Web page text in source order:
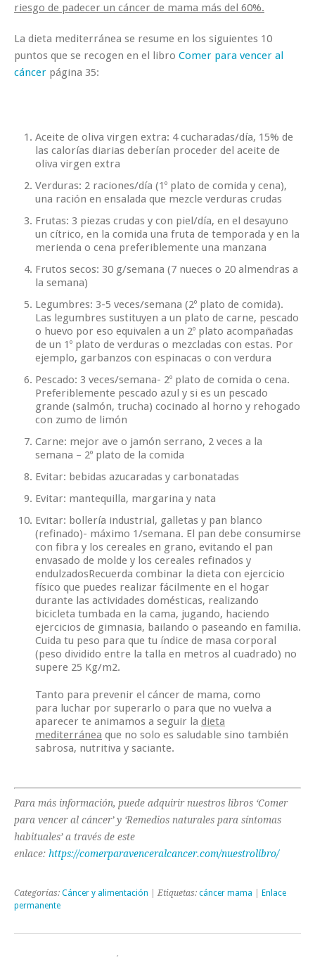
riesgo de padecer un cáncer de mama más del 60%.
La dieta mediterránea se resume en los siguientes 10
puntos que se recogen en el libro Comer para vencer al
cáncer página 35:
Aceite de oliva virgen extra: 4 cucharadas/día, 15% de
las calorías diarias deberían proceder del aceite de
oliva virgen extra
Verduras: 2 raciones/día (1º plato de comida y cena),
una ración en ensalada que mezcle verduras crudas
Frutas: 3 piezas crudas y con piel/día, en el desayuno
un cítrico, en la comida una fruta de temporada y en la
merienda o cena preferiblemente una manzana
Frutos secos: 30 g/semana (7 nueces o 20 almendras a
la semana)
Legumbres: 3-5 veces/semana (2º plato de comida).
Las legumbres sustituyen a un plato de carne, pescado
o huevo por eso equivalen a un 2º plato acompañadas
de un 1º plato de verduras o mezcladas con estas. Por
ejemplo, garbanzos con espinacas o con verdura
Pescado: 3 veces/semana- 2º plato de comida o cena.
Preferiblemente pescado azul y si es un pescado
grande (salmón, trucha) cocinado al horno y rehogado
con zumo de limón
Carne: mejor ave o jamón serrano, 2 veces a la
semana – 2º plato de la comida
Evitar: bebidas azucaradas y carbonatadas
Evitar: mantequilla, margarina y nata
Evitar: bollería industrial, galletas y pan blanco
(refinado)- máximo 1/semana. El pan debe consumirse
con fibra y los cereales en grano, evitando el pan
envasado de molde y los cereales refinados y
endulzadosRecuerda combinar la dieta con ejercicio
físico que puedes realizar fácilmente en el hogar
durante las actividades domésticas, realizando
bicicleta tumbada en la cama, jugando, haciendo
ejercicios de gimnasia, bailando o paseando en familia.
Cuida tu peso para que tu índice de masa corporal
(peso dividido entre la talla en metros al cuadrado) no
supere 25 Kg/m2.
Tanto para prevenir el cáncer de mama, como
para luchar por superarlo o para que no vuelva a
aparecer te animamos a seguir la dieta
mediterránea que no solo es saludable sino también
sabrosa, nutritiva y saciante.
Para más información, puede adquirir nuestros libros ‘Comer
para vencer al cáncer’ y ‘Remedios naturales para síntomas
habituales’ a través de este
enlace: https://comerparavenceralcancer.com/nuestrolibro/
Categorías: Cáncer y alimentación | Etiquetas: cáncer mama
Enlace
permanente